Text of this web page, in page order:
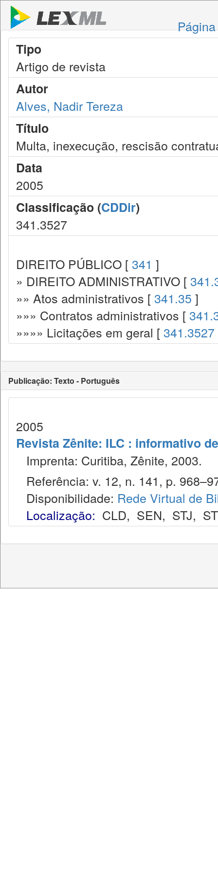
Tipo
Artigo de revista
Autor
Alves, Nadir Tereza
Título
Multa, inexecução, rescisão
Data
2005
Classificação (CDDir)
341.3527
DIREITO PÚBLICO [ 341 ]
» DIREITO ADMINISTRATIVO [
»» Atos administrativos [ 341.35 ]
»»» Contratos administrativos [
»»»» Licitações em geral [ 341.3527
Publicação: Texto - Português
2005
Revista Zênite: ILC : informativo
Imprenta: Curitiba, Zênite, 2003.
Referência: v. 12, n. 141, p.
Disponibilidade: Rede Virtual de
Localização: CLD, SEN, STJ,